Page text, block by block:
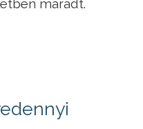
maradt.